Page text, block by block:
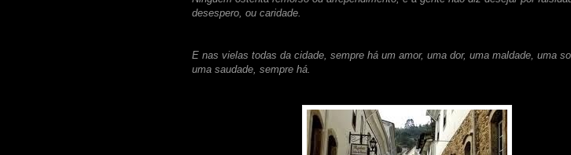
desespero, ou caridade.
E nas vielas todas da cidade, sempre há um amor, uma dor, uma maldade, uma
uma saudade, sempre há.